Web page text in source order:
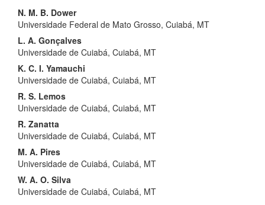
Conteúdo
do
artigo
principal
N. M. B. Dower
Universidade Federal de Mato Grosso, Cuiabá, MT
L. A. Gonçalves
Universidade de Cuiabá, Cuiabá, MT
K. C. I. Yamauchi
Universidade de Cuiabá, Cuiabá, MT
R. S. Lemos
Universidade de Cuiabá, Cuiabá, MT
R. Zanatta
Universidade de Cuiabá, Cuiabá, MT
M. A. Pires
Universidade de Cuiabá, Cuiabá, MT
W. A. O. Silva
Universidade de Cuiabá, Cuiabá, MT